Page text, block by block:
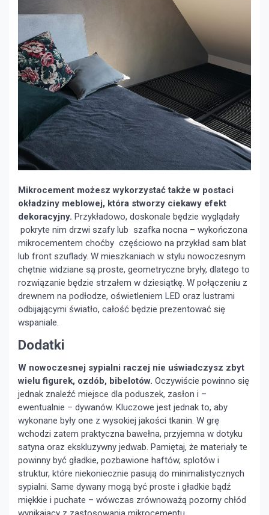
Mikrocement możesz wykorzystać także w postaci
okładziny meblowej, która stworzy ciekawy efekt
dekoracyjny. Przykładowo, doskonale będzie wyglądały
pokryte nim drzwi szafy lub szafka nocna – wykończona
mikrocementem choćby częściowo na przykład sam blat
lub front szuflady. W mieszkaniach w stylu nowoczesnym
chętnie widziane są proste, geometryczne bryły, dlatego to
rozwiązanie będzie strzałem w dziesiątkę. W połączeniu z
drewnem na podłodze, oświetleniem LED oraz lustrami
odbijającymi światło, całość będzie prezentować się
wspaniale.
Dodatki
W nowoczesnej sypialni raczej nie uświadczysz zbyt
wielu figurek, ozdób, bibelotów. Oczywiście powinno się
jednak znaleźć miejsce dla poduszek, zasłon i –
ewentualnie – dywanów. Kluczowe jest jednak to, aby
wykonane były one z wysokiej jakości tkanin. W grę
wchodzi zatem praktyczna bawełna, przyjemna w dotyku
satyna oraz ekskluzywny jedwab. Pamiętaj, że materiały te
powinny być gładkie, pozbawione haftów, splotów i
struktur, które niekoniecznie pasują do minimalistycznych
sypialni. Same dywany mogą być proste i gładkie bądź
miękkie i puchate – wówczas zrównoważą pozorny chłód